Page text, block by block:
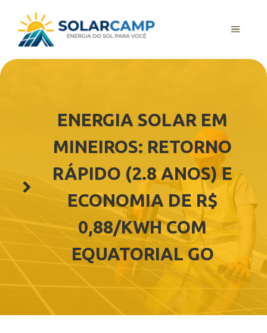
conteúdo
MENU
ENERGIA SOLAR EM
MINEIROS: RETORNO
RÁPIDO (2.8 ANOS) E
ECONOMIA DE R$
0,88/KWH COM
EQUATORIAL GO